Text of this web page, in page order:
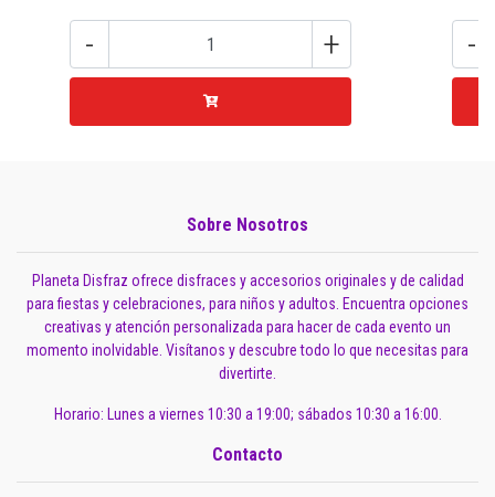
- + -
Sobre Nosotros
Planeta Disfraz ofrece disfraces y accesorios originales y de calidad
para fiestas y celebraciones, para niños y adultos. Encuentra opciones
creativas y atención personalizada para hacer de cada evento un
momento inolvidable. Visítanos y descubre todo lo que necesitas para
divertirte.
Horario: Lunes a viernes 10:30 a 19:00; sábados 10:30 a 16:00.
Contacto